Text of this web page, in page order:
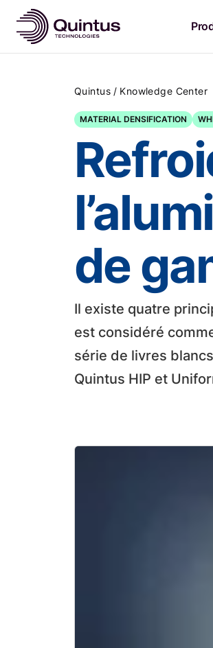
Quintus / Knowledge Center
MATERIAL DENSIFICATION
de
Il existe quatre
est considéré
série de livres
Quintus HIP et